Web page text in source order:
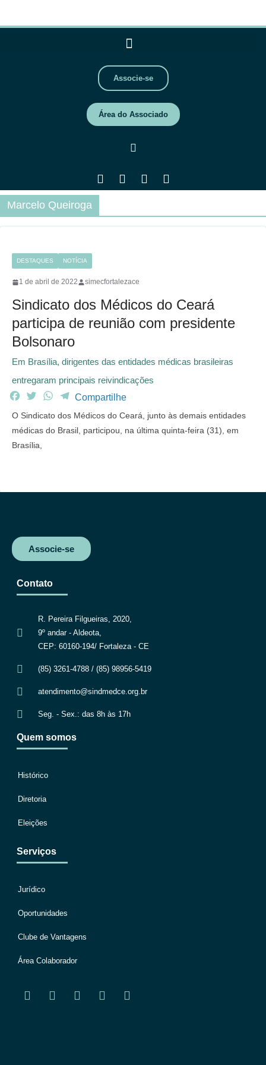
Associe-se
Área do Associado
Marcelo Queiroga
DESTAQUES NOTÍCIA
1 de abril de 2022 simecfortalezace
Sindicato dos Médicos do Ceará
participa de reunião com presidente
Bolsonaro
Em Brasília, dirigentes das entidades médicas brasileiras
entregaram principais reivindicações
F
c
e
b
T
i
t
t
W
a
t
T
e
Compartilhe
O Sindicato dos Médicos do Ceará, junto às demais entidades
médicas do Brasil, participou, na última quinta-feira (31), em
Brasília,
Associe-se
Contato
R. Pereira Filgueiras, 2020,
9º andar - Aldeota,
CEP: 60160-194/ Fortaleza - CE
(85) 3261-4788 / (85) 98956-5419
atendimento@sindmedce.org.br
Seg. - Sex.: das 8h às 17h
Quem somos
Histórico
Diretoria
Eleições
Serviços
Jurídico
Oportunidades
Clube de Vantagens
Área Colaborador